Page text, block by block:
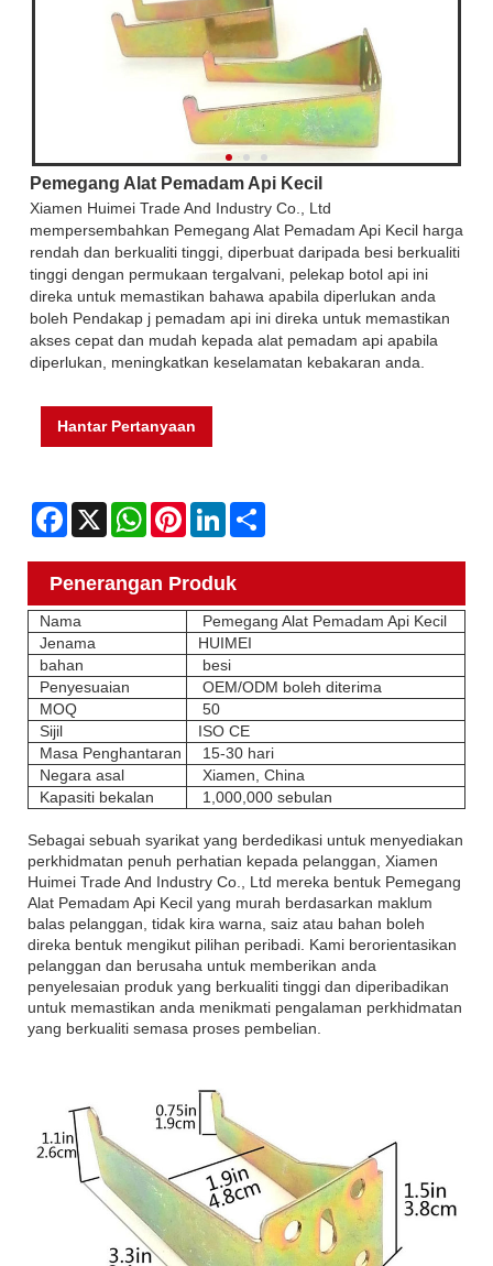
Pemegang Alat Pemadam Api Kecil
Xiamen Huimei Trade And Industry Co., Ltd
mempersembahkan Pemegang Alat Pemadam Api Kecil harga
rendah dan berkualiti tinggi, diperbuat daripada besi berkualiti
tinggi dengan permukaan tergalvani, pelekap botol api ini
direka untuk memastikan bahawa apabila diperlukan anda
boleh Pendakap j pemadam api ini direka untuk memastikan
akses cepat dan mudah kepada alat pemadam api apabila
diperlukan, meningkatkan keselamatan kebakaran anda.
Hantar Pertanyaan
Facebook
X WhatsAppPinterestLinkedIn
Penerangan Produk
Nama
Pemegang Alat Pemadam Api Kecil
Jenama
HUIMEI
bahan
besi
Penyesuaian
OEM/ODM boleh diterima
MOQ
50
Sijil
ISO CE
Masa Penghantaran
15-30 hari
Negara asal
Xiamen, China
Kapasiti bekalan
1,000,000 sebulan
Sebagai sebuah syarikat yang berdedikasi untuk menyediakan
perkhidmatan penuh perhatian kepada pelanggan, Xiamen
Huimei Trade And Industry Co., Ltd mereka bentuk Pemegang
Alat Pemadam Api Kecil yang murah berdasarkan maklum
balas pelanggan, tidak kira warna, saiz atau bahan boleh
direka bentuk mengikut pilihan peribadi. Kami berorientasikan
pelanggan dan berusaha untuk memberikan anda
penyelesaian produk yang berkualiti tinggi dan diperibadikan
untuk memastikan anda menikmati pengalaman perkhidmatan
yang berkualiti semasa proses pembelian.